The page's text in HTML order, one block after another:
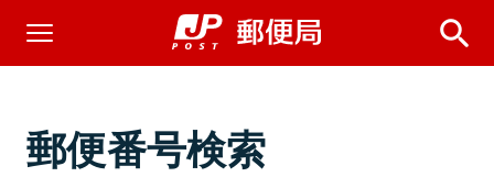
郵便番号検索